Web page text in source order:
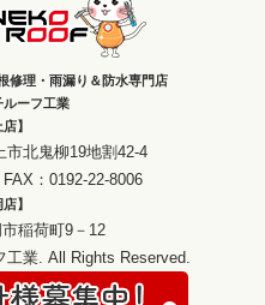
修理・雨漏り＆防水専門店
ーフ工業
】
市北鬼柳19地割42-4
：0192-22-8006
】
稲荷町9－12
業. All Rights Reserved.